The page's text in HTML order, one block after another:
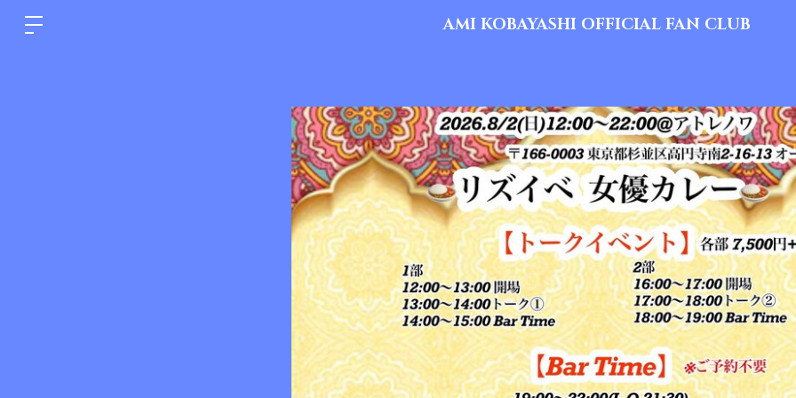
AMI KOBAYASHI OFFICIAL FAN CLUB